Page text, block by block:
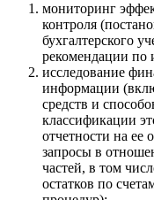
мониторинг
контроля
бухгалтерского
рекомендации по
исследование
информации
средств и
классификации
отчетности на ее
запросы в
частей, в том
остатков по